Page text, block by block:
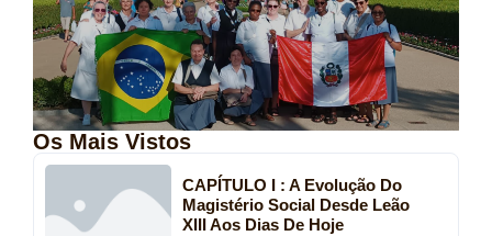
Os Mais Vistos
CAPÍTULO I : A Evolução Do
Magistério Social Desde Leão
XIII Aos Dias De Hoje